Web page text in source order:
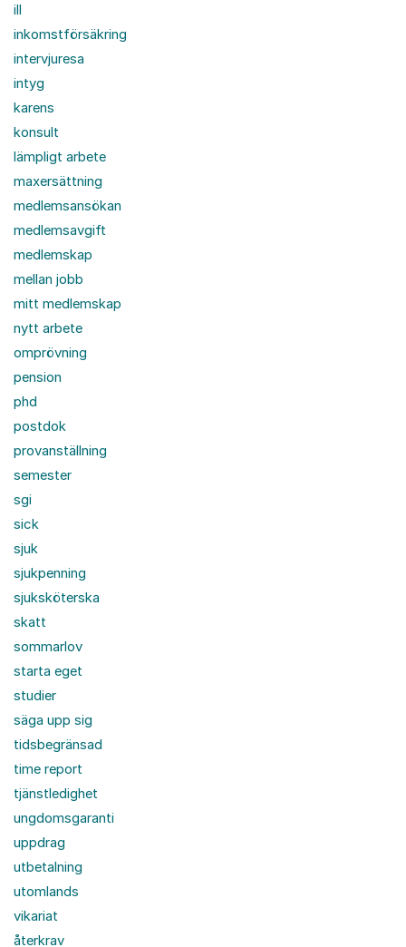
ill
inkomstförsäkring
intervjuresa
intyg
karens
konsult
lämpligt arbete
maxersättning
medlemsansökan
medlemsavgift
medlemskap
mellan jobb
mitt medlemskap
nytt arbete
omprövning
pension
phd
postdok
provanställning
semester
sgi
sick
sjuk
sjukpenning
sjuksköterska
skatt
sommarlov
starta eget
studier
säga upp sig
tidsbegränsad
time report
tjänstledighet
ungdomsgaranti
uppdrag
utbetalning
utomlands
vikariat
återkrav